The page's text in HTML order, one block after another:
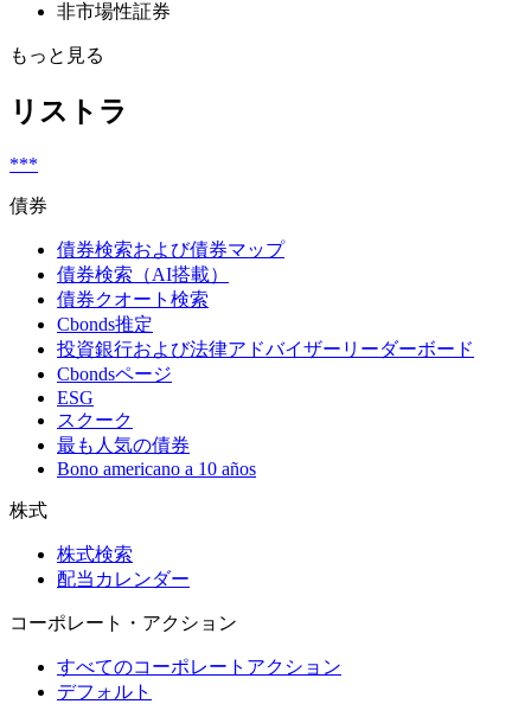
非市場性証券
もっと見る
リストラ
***
債券
債券検索および債券マップ
債券検索（AI搭載）
債券クオート検索
Cbonds推定
投資銀行および法律アドバイザーリーダーボード
Cbondsページ
ESG
スクーク
最も人気の債券
Bono americano a 10 años
株式
株式検索
配当カレンダー
コーポレート・アクション
すべてのコーポレートアクション
デフォルト